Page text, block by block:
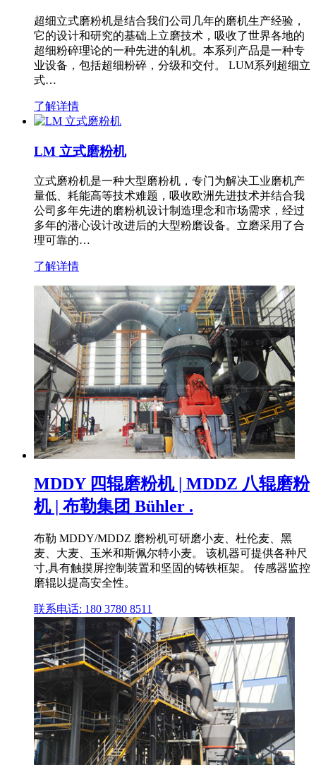
超细立式磨粉机是结合我们公司几年的磨机生产经验，
它的设计和研究的基础上立磨技术，吸收了世界各地的
超细粉碎理论的一种先进的轧机。本系列产品是一种专
业设备，包括超细粉碎，分级和交付。 LUM系列超细立
式…
了解详情
LM 立式磨粉机
立式磨粉机是一种大型磨粉机，专门为解决工业磨机产
量低、耗能高等技术难题，吸收欧洲先进技术并结合我
公司多年先进的磨粉机设计制造理念和市场需求，经过
多年的潜心设计改进后的大型粉磨设备。立磨采用了合
理可靠的…
了解详情
MDDY 四辊磨粉机 | MDDZ 八辊磨粉
机 | 布勒集团 Bühler .
布勒 MDDY/MDDZ 磨粉机可研磨小麦、杜伦麦、黑
麦、大麦、玉米和斯佩尔特小麦。 该机器可提供各种尺
寸,具有触摸屏控制装置和坚固的铸铁框架。 传感器监控
磨辊以提高安全性。
联系电话: 180 3780 8511